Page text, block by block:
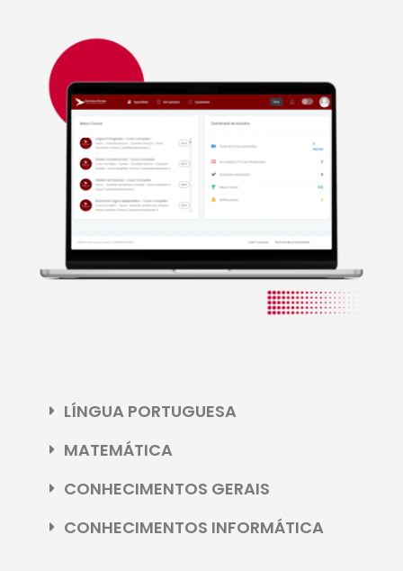
LÍNGUA PORTUGUESA
MATEMÁTICA
CONHECIMENTOS GERAIS
CONHECIMENTOS INFORMÁTICA